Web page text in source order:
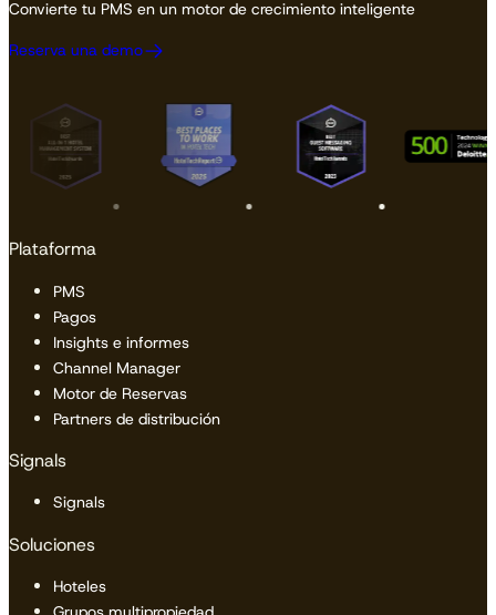
Convierte tu PMS en un motor de crecimiento inteligente
Reserva una demo
Plataforma
PMS
Pagos
Insights e informes
Channel Manager
Motor de Reservas
Partners de distribución
Signals
Signals
Soluciones
Hoteles